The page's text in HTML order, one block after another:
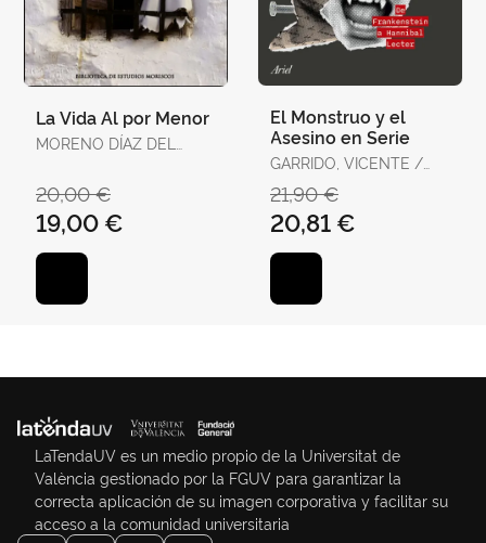
La Vida Al por Menor
MORENO DÍAZ DEL
20,00 €
19,00 €
El Monstruo y el
Asesino en Serie
GARRIDO, VICENTE /
21,90 €
20,81 €
LaTendaUV es un medio propio de la Universitat de
València gestionado por la FGUV para garantizar la
correcta aplicación de su imagen corporativa y facilitar su
acceso a la comunidad universitaria